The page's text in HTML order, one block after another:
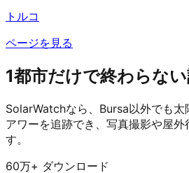
トルコ
ページを見る
1都市だけで終わらな
SolarWatchなら、Bursa以外でも太
アワーを追跡でき、写真撮影や屋外
す。
60万+ ダウンロード